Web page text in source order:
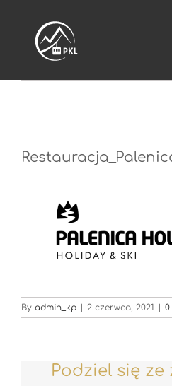
zawartości
By admin_kp | 2 czerwca, 2021 | 0
Podziel się